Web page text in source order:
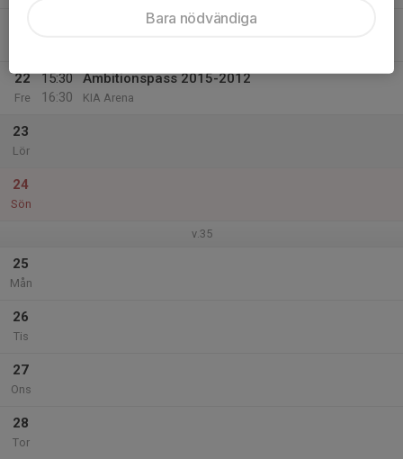
22
Fre
15:30
16:30
Ambitionspass 2015-2012
KIA Arena
23
Lör
24
Sön
v.35
25
Mån
26
Tis
27
Ons
28
Tor
Bara nödvändiga